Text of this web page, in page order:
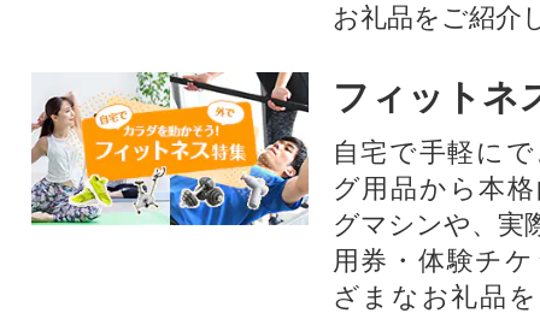
お礼品をご紹介
フィットネ
自宅で手軽に
グ用品から本
グマシンや、実
用券・体験チ
ざまなお礼品